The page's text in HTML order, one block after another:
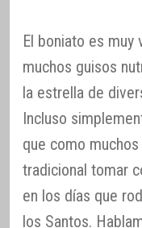
El boniato es muy
muchos guisos
la estrella de
Incluso
que como
tradicional tomar
en los días que
los Santos.